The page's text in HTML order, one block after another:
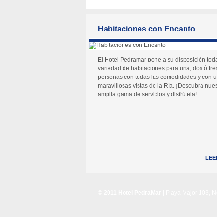
Habitaciones con Encanto
El Hotel Pedramar pone a su disposición
variedad de habitaciones para una, dos ó
personas con todas las comodidades y con
maravillosas vistas de la Ría. ¡Descubra
amplia gama de servicios y disfrútela!